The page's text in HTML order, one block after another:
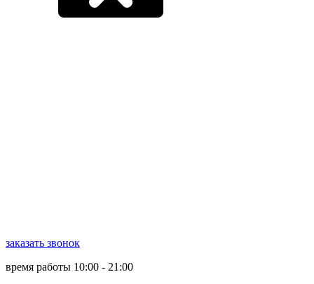
заказать звонок
время работы 10:00 - 21:00